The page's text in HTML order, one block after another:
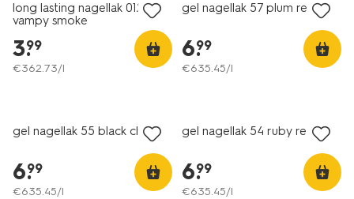
long lasting nagellak 012
vampy smoke
3.
99
€362.73/l
gel nagellak 57 plum red
6.
99
€635.45/l
gel nagellak 55 black cherry
6.
99
€635.45/l
gel nagellak 54 ruby red
6.
99
€635.45/l